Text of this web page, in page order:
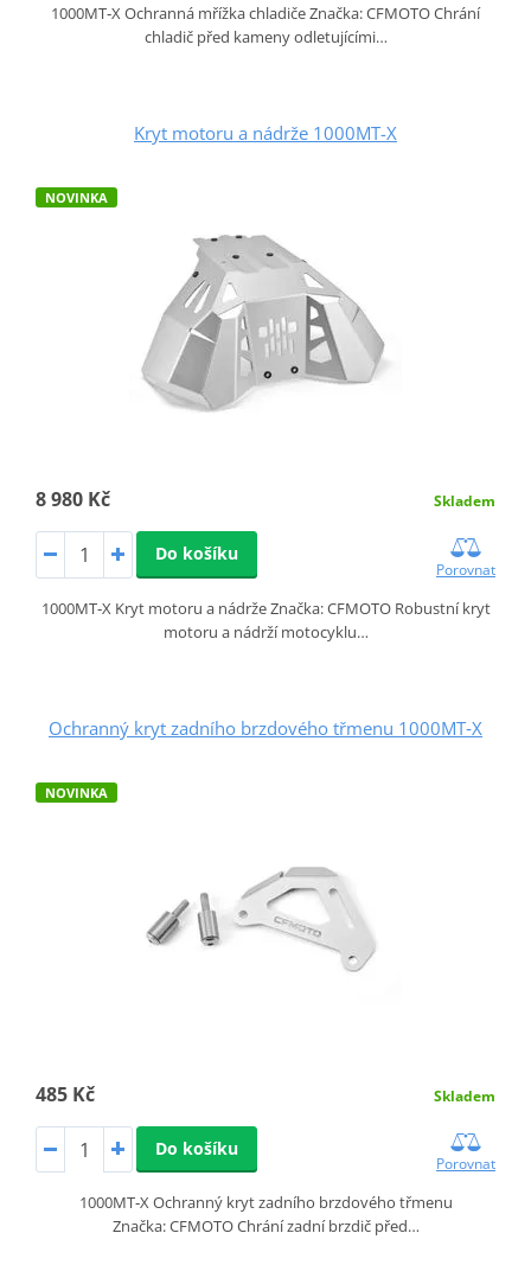
1000MT‑X Ochranná mřížka chladiče Značka: CFMOTO Chrání
chladič před kameny odletujícími…
Kryt motoru a nádrže 1000MT-X
NOVINKA
8 980 Kč Skladem
Do košíku
Porovnat
1000MT‑X Kryt motoru a nádrže Značka: CFMOTO Robustní kryt
motoru a nádrží motocyklu…
Ochranný kryt zadního brzdového třmenu 1000MT‑X
NOVINKA
485 Kč Skladem
Do košíku
Porovnat
1000MT‑X Ochranný kryt zadního brzdového třmenu
Značka: CFMOTO Chrání zadní brzdič před…